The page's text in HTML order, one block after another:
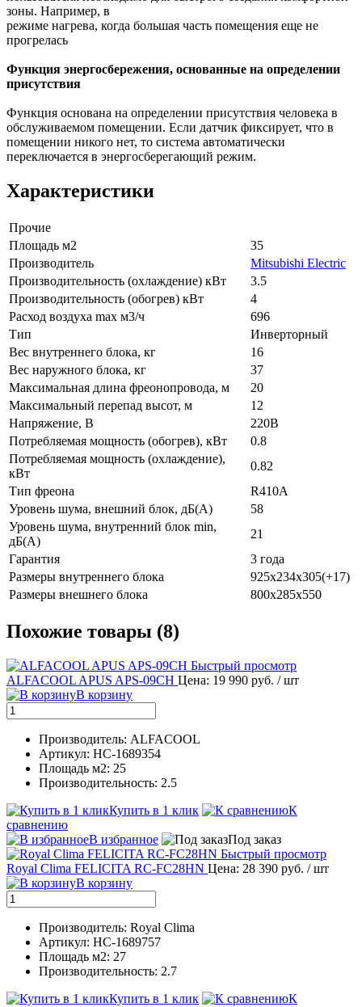
зоны. Например, в
режиме нагрева, когда большая часть помещения еще не
прогрелась
Функция энергосбережения, основанные на определении
присутствия
Функция основана на определении присутствия человека в
обслуживаемом помещении. Если датчик фиксирует, что в
помещении никого нет, то система автоматически
переключается в энергосберегающий режим.
Характеристики
Прочие
Площадь м2
35
Производитель
Mitsubishi Electric
Производительность (охлаждение) кВт
3.5
Производительность (обогрев) кВт
4
Расход воздуха max м3/ч
696
Тип
Инверторный
Вес внутреннего блока, кг
16
Вес наружного блока, кг
37
Максимальная длина фреонопровода, м
20
Максимальный перепад высот, м
12
Напряжение, В
220В
Потребляемая мощность (обогрев), кВт
0.8
Потребляемая мощность (охлаждение),
кВт
0.82
Тип фреона
R410A
Уровень шума, внешний блок, дБ(А)
58
Уровень шума, внутренний блок min,
дБ(А)
21
Гарантия
3 года
Размеры внутреннего блока
925х234х305(+17)
Размеры внешнего блока
800х285х550
Похожие товары (8)
Быстрый просмотр
ALFACOOL APUS APS-09CH Цена: 19 990 руб. / шт
В корзину
Производитель: ALFACOOL
Артикул: НС-1689354
Площадь м2: 25
Производительность: 2.5
Купить в 1 клик
К
сравнению
В избранное
Под заказ
Быстрый просмотр
Royal Clima FELICITA RC-FC28HN Цена: 28 390 руб. / шт
В корзину
Производитель: Royal Clima
Артикул: НС-1689757
Площадь м2: 27
Производительность: 2.7
Купить в 1 клик
К